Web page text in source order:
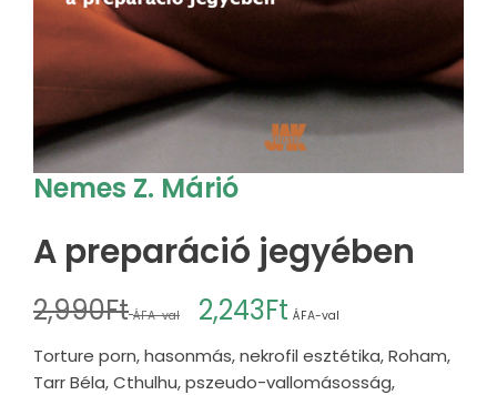
Nemes Z. Márió
A preparáció jegyében
2,990Ft ÁFA-val 2,243Ft ÁFA-val
Torture porn, hasonmás, nekrofil esztétika, Roham,
Tarr Béla, Cthulhu, pszeudo-vallomásosság,